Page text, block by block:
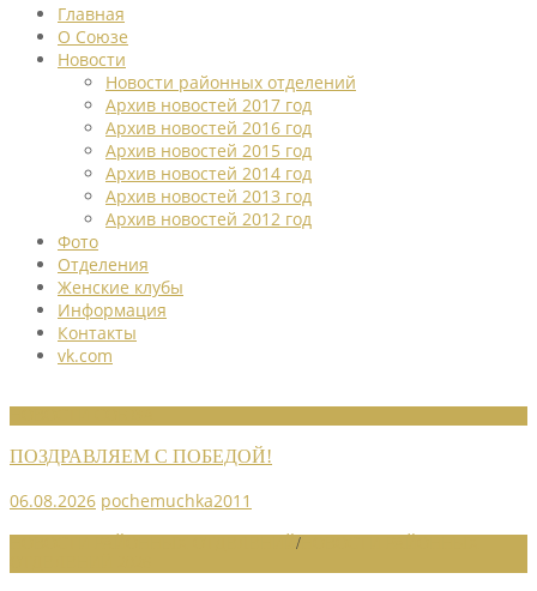
Главная
О Союзе
Новости
Новости районных отделений
Архив новостей 2017 год
Архив новостей 2016 год
Архив новостей 2015 год
Архив новостей 2014 год
Архив новостей 2013 год
Архив новостей 2012 год
Фото
Отделения
Женские клубы
Информация
Контакты
vk.com
ПОЗДРАВЛЯЕМ С ПОБЕДОЙ!
06.08.2026 pochemuchka2011
/